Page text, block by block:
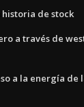
de stock
a través de
a la energía